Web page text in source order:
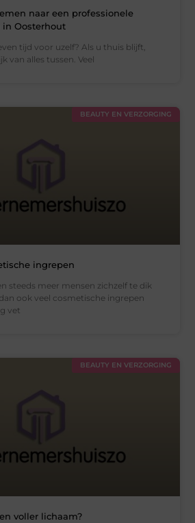
naar een professionele
in Oosterhout
tijd voor uzelf? Als u thuis blijft,
van alles tussen. Veel
BEAUTY EN VERZORGING
ingrepen
steeds meer mensen zichzelf te dik
ook veel cosmetische ingrepen
vet
BEAUTY EN VERZORGING
voller lichaam?